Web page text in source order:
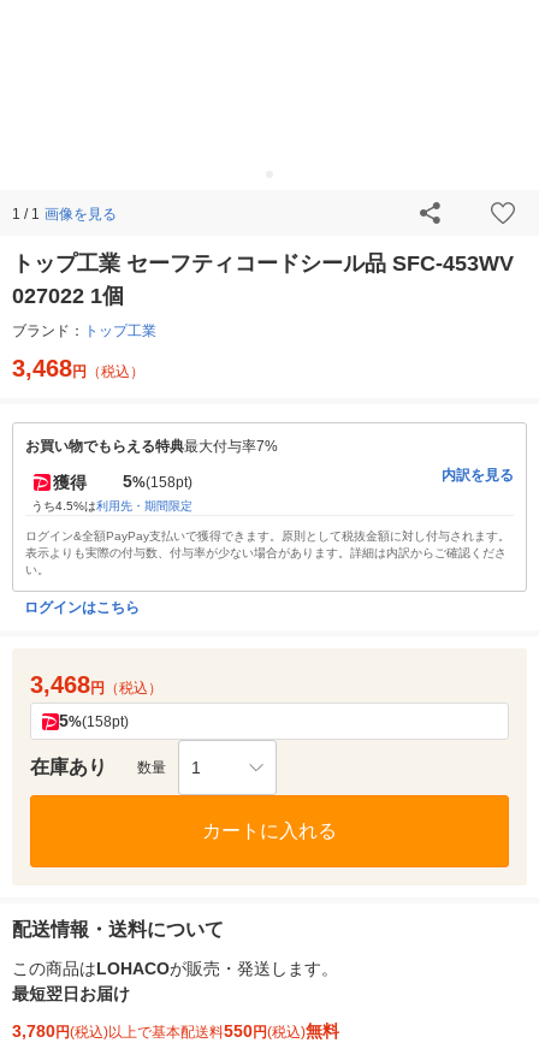
1 / 1 画像を見る
トップ工業 セーフティコードシール品 SFC-453WV
027022 1個
ブランド： トップ工業
3,468円 （税込）
お買い物でもらえる特典最大付与率7%
獲得 5%(158pt)
うち4.5%は利用先・期間限定
内訳を見る
ログイン&全額PayPay支払いで獲得できます。原則として税抜金額に対し付与されます。
表示よりも実際の付与数、付与率が少ない場合があります。詳細は内訳からご確認くださ
い。
ログインはこちら
3,468円 （税込）
5%(158pt)
在庫あり 数量 1
カートに入れる
配送情報・送料について
この商品はLOHACOが販売・発送します。
最短翌日お届け
3,780円(税込)以上で基本配送料550円(税込)無料